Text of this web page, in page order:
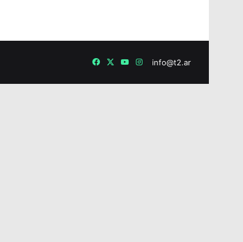
info@t2.ar
Facebook
X YouTube
Instagram